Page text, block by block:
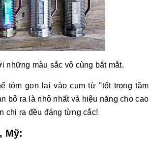
những màu sắc vô cùng bắt mắt.
tóm gọn lại vào cụm từ "tốt trong tầm
bỏ ra là nhỏ nhất và hiệu năng cho cao
chi ra đều đáng từng cắc!
Mỹ: